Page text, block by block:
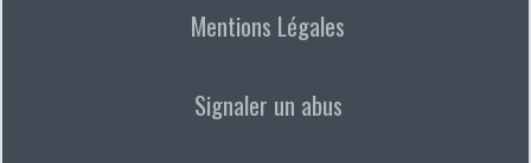
Mentions Légales
Signaler un abus